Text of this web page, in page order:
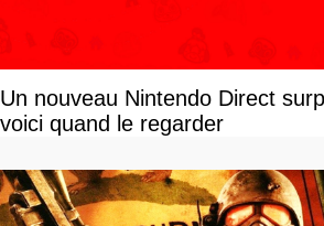
Un nouveau Nintendo Direct
voici quand le regarder